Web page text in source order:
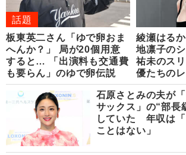
話題
板東英二さん「ゆで卵おま
へんか？」 局が20個用意
すると… 「出演料も交通費
も要らん」のゆで卵伝説
綾瀬はる
地凛子の
祐未のス
優たちの
石原さとみの夫が
サックス」の“部長
していた 年収は
ことはない」